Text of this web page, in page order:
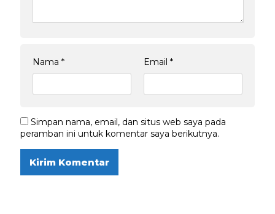
Nama * Email *
Simpan nama, email, dan situs web saya pada
peramban ini untuk komentar saya berikutnya.